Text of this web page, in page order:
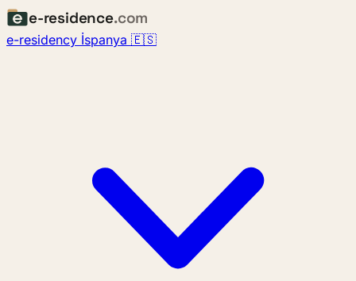
e-residence.com
e-residency İspanya 🇪🇸